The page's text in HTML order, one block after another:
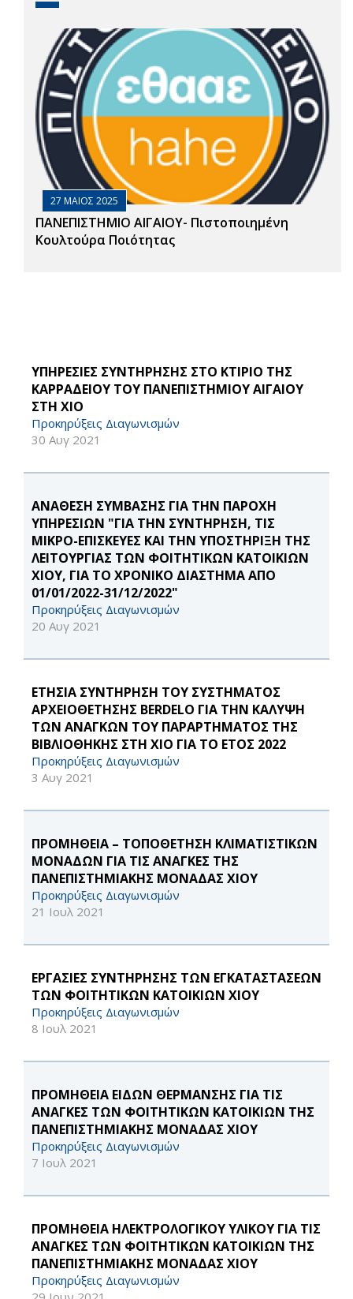
27 ΜΑΙΟΣ 2025
ΠΑΝΕΠΙΣΤΗΜΙΟ ΑΙΓΑΙΟΥ- Πιστοποιημένη
Κουλτούρα Ποιότητας
ΥΠΗΡΕΣΙΕΣ ΣΥΝΤΗΡΗΣΗΣ ΣΤΟ ΚΤΙΡΙΟ ΤΗΣ
ΚΑΡΡΑΔΕΙΟΥ ΤΟΥ ΠΑΝΕΠΙΣΤΗΜΙΟΥ ΑΙΓΑΙΟΥ
ΣΤΗ ΧΙΟ
Προκηρύξεις Διαγωνισμών
30 Αυγ 2021
ΑΝΑΘΕΣΗ ΣΥΜΒΑΣΗΣ ΓΙΑ ΤΗΝ ΠΑΡΟΧΗ
ΥΠΗΡΕΣΙΩΝ "ΓΙΑ ΤΗΝ ΣΥΝΤΗΡΗΣΗ, ΤΙΣ
ΜΙΚΡΟ-ΕΠΙΣΚΕΥΕΣ ΚΑΙ ΤΗΝ ΥΠΟΣΤΗΡΙΞΗ ΤΗΣ
ΛΕΙΤΟΥΡΓΙΑΣ ΤΩΝ ΦΟΙΤΗΤΙΚΩΝ ΚΑΤΟΙΚΙΩΝ
ΧΙΟΥ, ΓΙΑ ΤΟ ΧΡΟΝΙΚΟ ΔΙΑΣΤΗΜΑ ΑΠΟ
01/01/2022-31/12/2022"
Προκηρύξεις Διαγωνισμών
20 Αυγ 2021
ΕΤΗΣΙΑ ΣΥΝΤΗΡΗΣΗ ΤΟΥ ΣΥΣΤΗΜΑΤΟΣ
ΑΡΧΕΙΟΘΕΤΗΣΗΣ BERDELO ΓΙΑ ΤΗΝ ΚΑΛΥΨΗ
ΤΩΝ ΑΝΑΓΚΩΝ ΤΟΥ ΠΑΡΑΡΤΗΜΑΤΟΣ ΤΗΣ
ΒΙΒΛΙΟΘΗΚΗΣ ΣΤΗ ΧΙΟ ΓΙΑ ΤΟ ΕΤΟΣ 2022
Προκηρύξεις Διαγωνισμών
3 Αυγ 2021
ΠΡΟΜΗΘΕΙΑ – ΤΟΠΟΘΕΤΗΣΗ ΚΛΙΜΑΤΙΣΤΙΚΩΝ
ΜΟΝΑΔΩΝ ΓΙΑ ΤΙΣ ΑΝΑΓΚΕΣ ΤΗΣ
ΠΑΝΕΠΙΣΤΗΜΙΑΚΗΣ ΜΟΝΑΔΑΣ ΧΙΟΥ
Προκηρύξεις Διαγωνισμών
21 Ιουλ 2021
ΕΡΓΑΣΙΕΣ ΣΥΝΤΗΡΗΣΗΣ ΤΩΝ ΕΓΚΑΤΑΣΤΑΣΕΩΝ
ΤΩΝ ΦΟΙΤΗΤΙΚΩΝ ΚΑΤΟΙΚΙΩΝ ΧΙΟΥ
Προκηρύξεις Διαγωνισμών
8 Ιουλ 2021
ΠΡΟΜΗΘΕΙΑ ΕΙΔΩΝ ΘΕΡΜΑΝΣΗΣ ΓΙΑ ΤΙΣ
ΑΝΑΓΚΕΣ ΤΩΝ ΦΟΙΤΗΤΙΚΩΝ ΚΑΤΟΙΚΙΩΝ ΤΗΣ
ΠΑΝΕΠΙΣΤΗΜΙΑΚΗΣ ΜΟΝΑΔΑΣ ΧΙΟΥ
Προκηρύξεις Διαγωνισμών
7 Ιουλ 2021
ΠΡΟΜΗΘΕΙΑ ΗΛΕΚΤΡΟΛΟΓΙΚΟΥ ΥΛΙΚΟΥ ΓΙΑ ΤΙΣ
ΑΝΑΓΚΕΣ ΤΩΝ ΦΟΙΤΗΤΙΚΩΝ ΚΑΤΟΙΚΙΩΝ ΤΗΣ
ΠΑΝΕΠΙΣΤΗΜΙΑΚΗΣ ΜΟΝΑΔΑΣ ΧΙΟΥ
Προκηρύξεις Διαγωνισμών